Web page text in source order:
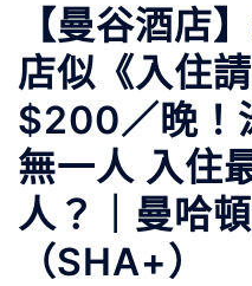
【曼谷酒店
店似《入住
$200／晚！
無一人 入住
人？｜曼哈
（SHA+）